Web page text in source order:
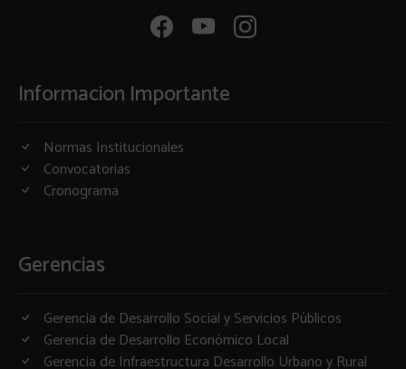
Informacion Importante
Normas Institucionales
Convocatorias
Cronograma
Gerencias
Gerencia de Desarrollo Social y Servicios Públicos
Gerencia de Desarrollo Económico Local
Gerencia de Infraestructura Desarrollo Urbano y Rural